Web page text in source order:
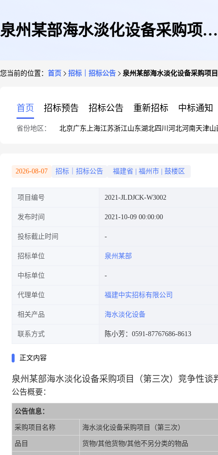
泉州某部海水淡化设备采购项目
您当前的位置： 首页 招标｜招标公告 泉州某部海水淡化设备采购项
首页 招标预告 招标公告 重新招标 中标通知
省份地区： 北京广东 上海江苏浙江山东湖北四川 河北河南天津山
2026-08-07 招标｜招标公告 福建省 福州市 鼓楼区
项目编号 2021-JLDJCK-W3002
发布时间 2021-10-09 00:00:00
投标截止时间
招标单位 泉州某部
中标单位
代理单位 福建中实招标有限公司
相关产品 海水淡化设备
联系方式 陈小芳：0591-87767686-8613
正文内容
泉州某部海水淡化设备采购项目（第三次）竞争性谈
公告概要：
公告信息：
采购项目名称 海水淡化设备采购项目（第三次）
品目 货物/其他货物/其他不另分类的物品